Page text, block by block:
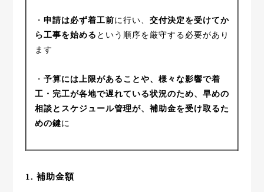
・ 申請は必ず着工前に行い、 交付決定を受けてか
ら工事を始める という順序を厳守する必要があり
ます
・ 予算には上限があることや、様々な影響で着
工・完工が各地で遅れている状況のため、早めの
相談とスケジュール管理が、補助金を受け取るた
めの鍵に
1. 補助金額